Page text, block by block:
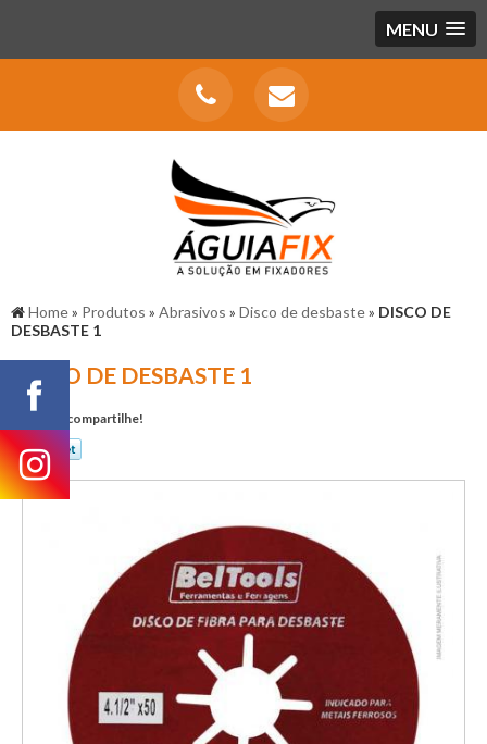
MENU
Home» Produtos » Abrasivos » Disco de desbaste» DISCO DE
DESBASTE 1
DISCO DE DESBASTE 1
Gostou? compartilhe!